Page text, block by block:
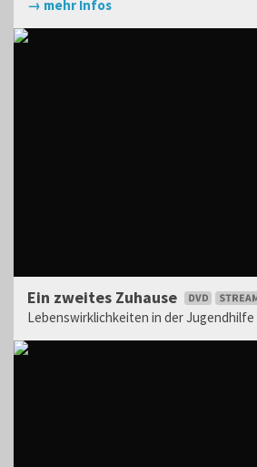
→ mehr Infos
Ein zweites Zuhause
Lebenswirklichkeiten in der Jugendhilfe